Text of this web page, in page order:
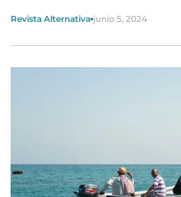
Revista Alternativa junio 5, 2024